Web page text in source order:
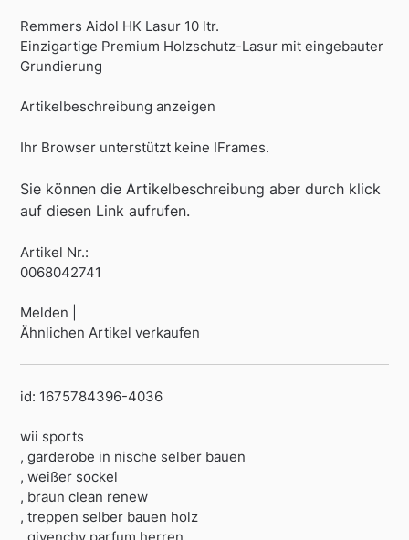
Remmers Aidol HK Lasur 10 ltr.
Einzigartige Premium Holzschutz-Lasur mit eingebauter
Grundierung
Artikelbeschreibung anzeigen
Ihr Browser unterstützt keine IFrames.
Sie können die Artikelbeschreibung aber durch klick
auf diesen Link aufrufen.
Artikel Nr.:
0068042741
Melden |
Ähnlichen Artikel verkaufen
id: 1675784396-4036
wii sports
, garderobe in nische selber bauen
, weißer sockel
, braun clean renew
, treppen selber bauen holz